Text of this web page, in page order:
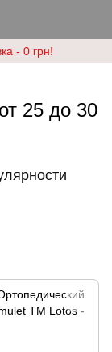
- 0 грн!
25 до 30